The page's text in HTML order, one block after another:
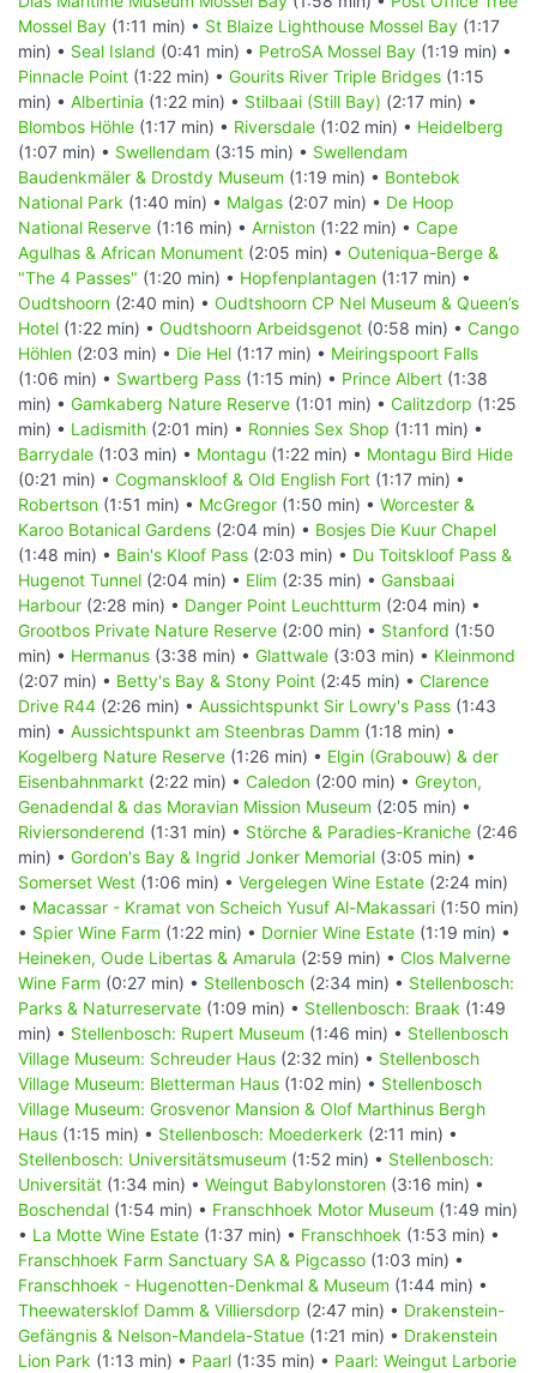
Mossel Bay (1:11 min) • St Blaize Lighthouse Mossel Bay (1:17
min) • Seal Island (0:41 min) • PetroSA Mossel Bay (1:19 min) •
Pinnacle Point (1:22 min) • Gourits River Triple Bridges (1:15
min) • Albertinia (1:22 min) • Stilbaai (Still Bay) (2:17 min) •
Blombos Höhle (1:17 min) • Riversdale (1:02 min) • Heidelberg
(1:07 min) • Swellendam (3:15 min) • Swellendam
Baudenkmäler & Drostdy Museum (1:19 min) • Bontebok
National Park (1:40 min) • Malgas (2:07 min) • De Hoop
National Reserve (1:16 min) • Arniston (1:22 min) • Cape
Agulhas & African Monument (2:05 min) • Outeniqua-Berge &
"The 4 Passes" (1:20 min) • Hopfenplantagen (1:17 min) •
Oudtshoorn (2:40 min) • Oudtshoorn CP Nel Museum & Queen’s
Hotel (1:22 min) • Oudtshoorn Arbeidsgenot (0:58 min) • Cango
Höhlen (2:03 min) • Die Hel (1:17 min) • Meiringspoort Falls
(1:06 min) • Swartberg Pass (1:15 min) • Prince Albert (1:38
min) • Gamkaberg Nature Reserve (1:01 min) • Calitzdorp (1:25
min) • Ladismith (2:01 min) • Ronnies Sex Shop (1:11 min) •
Barrydale (1:03 min) • Montagu (1:22 min) • Montagu Bird Hide
(0:21 min) • Cogmanskloof & Old English Fort (1:17 min) •
Robertson (1:51 min) • McGregor (1:50 min) • Worcester &
Karoo Botanical Gardens (2:04 min) • Bosjes Die Kuur Chapel
(1:48 min) • Bain's Kloof Pass (2:03 min) • Du Toitskloof Pass &
Hugenot Tunnel (2:04 min) • Elim (2:35 min) • Gansbaai
Harbour (2:28 min) • Danger Point Leuchtturm (2:04 min) •
Grootbos Private Nature Reserve (2:00 min) • Stanford (1:50
min) • Hermanus (3:38 min) • Glattwale (3:03 min) • Kleinmond
(2:07 min) • Betty's Bay & Stony Point (2:45 min) • Clarence
Drive R44 (2:26 min) • Aussichtspunkt Sir Lowry's Pass (1:43
min) • Aussichtspunkt am Steenbras Damm (1:18 min) •
Kogelberg Nature Reserve (1:26 min) • Elgin (Grabouw) & der
Eisenbahnmarkt (2:22 min) • Caledon (2:00 min) • Greyton,
Genadendal & das Moravian Mission Museum (2:05 min) •
Riviersonderend (1:31 min) • Störche & Paradies-Kraniche (2:46
min) • Gordon's Bay & Ingrid Jonker Memorial (3:05 min) •
Somerset West (1:06 min) • Vergelegen Wine Estate (2:24 min)
• Macassar - Kramat von Scheich Yusuf Al-Makassari (1:50 min)
• Spier Wine Farm (1:22 min) • Dornier Wine Estate (1:19 min) •
Heineken, Oude Libertas & Amarula (2:59 min) • Clos Malverne
Wine Farm (0:27 min) • Stellenbosch (2:34 min) • Stellenbosch:
Parks & Naturreservate (1:09 min) • Stellenbosch: Braak (1:49
min) • Stellenbosch: Rupert Museum (1:46 min) • Stellenbosch
Village Museum: Schreuder Haus (2:32 min) • Stellenbosch
Village Museum: Bletterman Haus (1:02 min) • Stellenbosch
Village Museum: Grosvenor Mansion & Olof Marthinus Bergh
Haus (1:15 min) • Stellenbosch: Moederkerk (2:11 min) •
Stellenbosch: Universitätsmuseum (1:52 min) • Stellenbosch:
Universität (1:34 min) • Weingut Babylonstoren (3:16 min) •
Boschendal (1:54 min) • Franschhoek Motor Museum (1:49 min)
• La Motte Wine Estate (1:37 min) • Franschhoek (1:53 min) •
Franschhoek Farm Sanctuary SA & Pigcasso (1:03 min) •
Franschhoek - Hugenotten-Denkmal & Museum (1:44 min) •
Theewatersklof Damm & Villiersdorp (2:47 min) • Drakenstein-
Gefängnis & Nelson-Mandela-Statue (1:21 min) • Drakenstein
Lion Park (1:13 min) • Paarl (1:35 min) • Paarl: Weingut Larborie